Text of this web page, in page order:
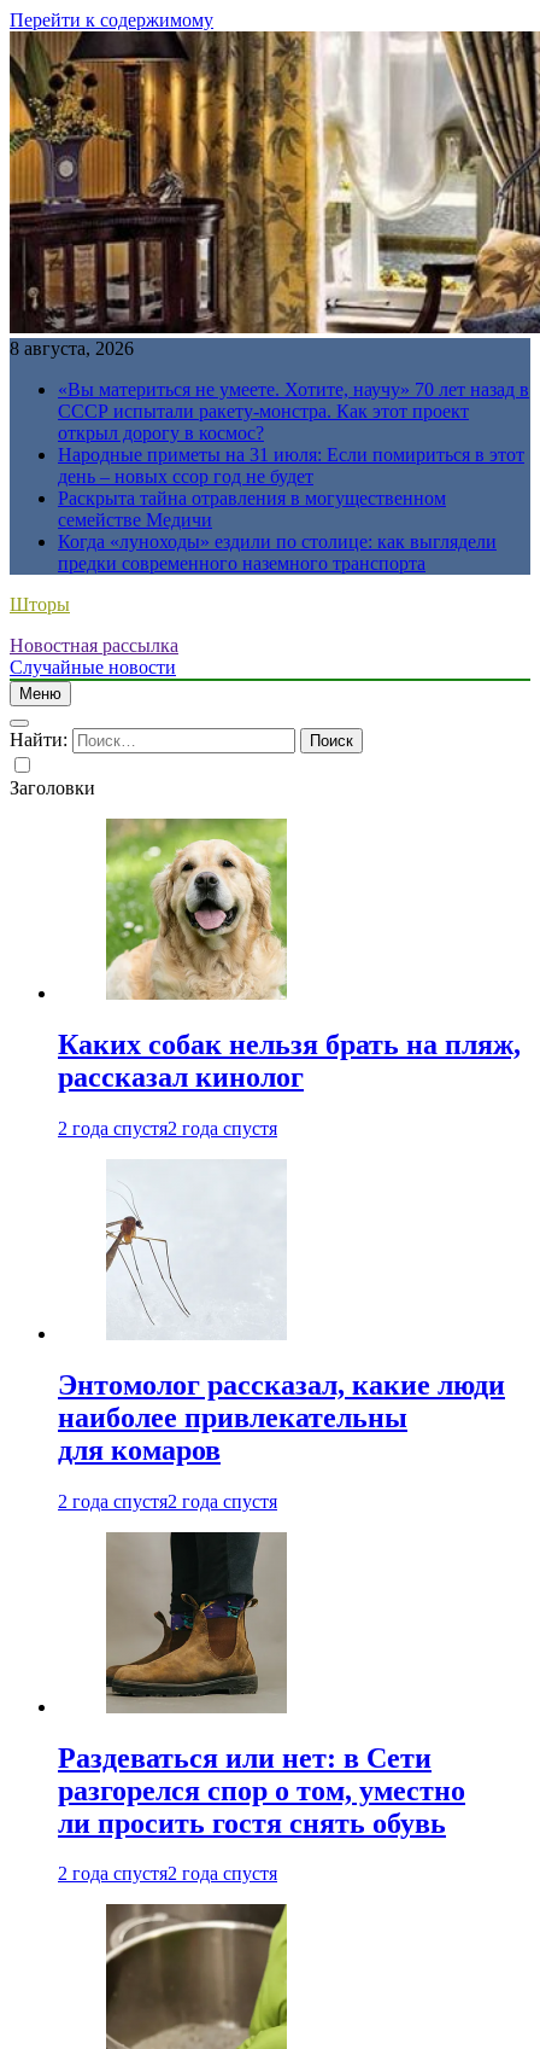
Перейти к содержимому
8 августа, 2026
«Вы материться не умеете. Хотите, научу» 70 лет назад в
СССР испытали ракету-монстра. Как этот проект
открыл дорогу в космос?
Народные приметы на 31 июля: Если помириться в этот
день – новых ссор год не будет
Раскрыта тайна отравления в могущественном
семействе Медичи
Когда «луноходы» ездили по столице: как выглядели
предки современного наземного транспорта
Шторы
Новостная рассылка
Случайные новости
Меню
Найти:
Заголовки
Каких собак нельзя брать на пляж,
рассказал кинолог
2 года спустя2 года спустя
Энтомолог рассказал, какие люди
наиболее привлекательны
для комаров
2 года спустя2 года спустя
Раздеваться или нет: в Сети
разгорелся спор о том, уместно
ли просить гостя снять обувь
2 года спустя2 года спустя